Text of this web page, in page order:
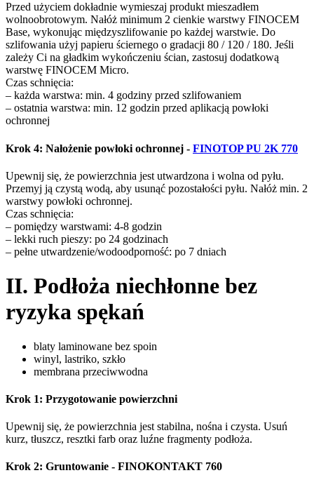
Przed użyciem dokładnie wymieszaj produkt mieszadłem
wolnoobrotowym. Nałóż minimum 2 cienkie warstwy FINOCEM
Base, wykonując międzyszlifowanie po każdej warstwie. Do
szlifowania użyj papieru ściernego o gradacji 80 / 120 / 180. Jeśli
zależy Ci na gładkim wykończeniu ścian, zastosuj dodatkową
warstwę FINOCEM Micro.
Czas schnięcia:
– każda warstwa: min. 4 godziny przed szlifowaniem
– ostatnia warstwa: min. 12 godzin przed aplikacją powłoki
ochronnej
Krok 4: Nałożenie powłoki ochronnej - FINOTOP PU 2K 770
Upewnij się, że powierzchnia jest utwardzona i wolna od pyłu.
Przemyj ją czystą wodą, aby usunąć pozostałości pyłu. Nałóż min. 2
warstwy powłoki ochronnej.
Czas schnięcia:
– pomiędzy warstwami: 4-8 godzin
– lekki ruch pieszy: po 24 godzinach
– pełne utwardzenie/wodoodporność: po 7 dniach
II. Podłoża niechłonne bez
ryzyka spękań
blaty laminowane bez spoin
winyl, lastriko, szkło
membrana przeciwwodna
Krok 1: Przygotowanie powierzchni
Upewnij się, że powierzchnia jest stabilna, nośna i czysta. Usuń
kurz, tłuszcz, resztki farb oraz luźne fragmenty podłoża.
Krok 2: Gruntowanie - FINOKONTAKT 760